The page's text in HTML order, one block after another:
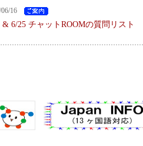
06/16
& 6/25 チャットROOMの質問リスト